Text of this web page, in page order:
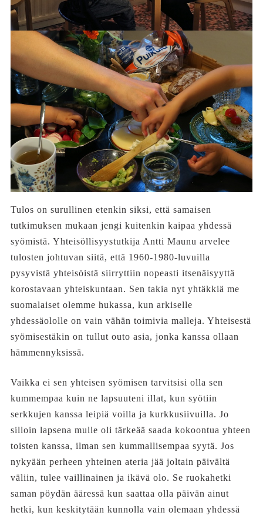
Tulos on surullinen etenkin siksi, että samaisen
tutkimuksen mukaan jengi kuitenkin kaipaa yhdessä
syömistä. Yhteisöllisyystutkija Antti Maunu arvelee
tulosten johtuvan siitä, että 1960-1980-luvuilla
pysyvistä yhteisöistä siirryttiin nopeasti itsenäisyyttä
korostavaan yhteiskuntaan. Sen takia nyt yhtäkkiä me
suomalaiset olemme hukassa, kun arkiselle
yhdessäololle on vain vähän toimivia malleja. Yhteisestä
syömisestäkin on tullut outo asia, jonka kanssa ollaan
hämmennyksissä.
Vaikka ei sen yhteisen syömisen tarvitsisi olla sen
kummempaa kuin ne lapsuuteni illat, kun syötiin
serkkujen kanssa leipiä voilla ja kurkkusiivuilla. Jo
silloin lapsena mulle oli tärkeää saada kokoontua yhteen
toisten kanssa, ilman sen kummallisempaa syytä. Jos
nykyään perheen yhteinen ateria jää joltain päivältä
väliin, tulee vaillinainen ja ikävä olo. Se ruokahetki
saman pöydän ääressä kun saattaa olla päivän ainut
hetki, kun keskitytään kunnolla vain olemaan yhdessä